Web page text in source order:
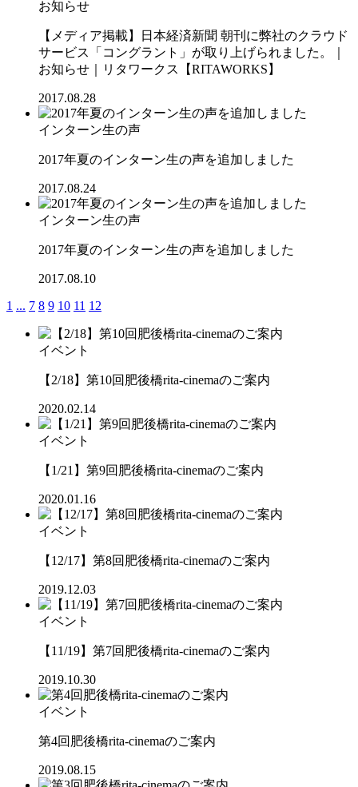
お知らせ
【メディア掲載】日本経済新聞 朝刊に弊社のクラウド
サービス「コングラント」が取り上げられました。｜
お知らせ｜リタワークス【RITAWORKS】
2017.08.28
インターン生の声
2017年夏のインターン生の声を追加しました
2017.08.24
インターン生の声
2017年夏のインターン生の声を追加しました
2017.08.10
1 ... 7 8 9 10 11 12
イベント
【2/18】第10回肥後橋rita-cinemaのご案内
2020.02.14
イベント
【1/21】第9回肥後橋rita-cinemaのご案内
2020.01.16
イベント
【12/17】第8回肥後橋rita-cinemaのご案内
2019.12.03
イベント
【11/19】第7回肥後橋rita-cinemaのご案内
2019.10.30
イベント
第4回肥後橋rita-cinemaのご案内
2019.08.15